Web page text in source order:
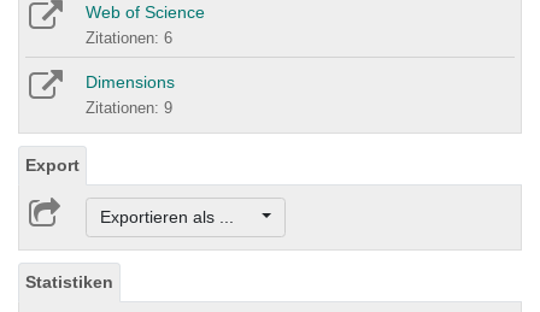
Web of Science
Zitationen: 6
Dimensions
Zitationen: 9
Export
Exportieren als ...
Statistiken